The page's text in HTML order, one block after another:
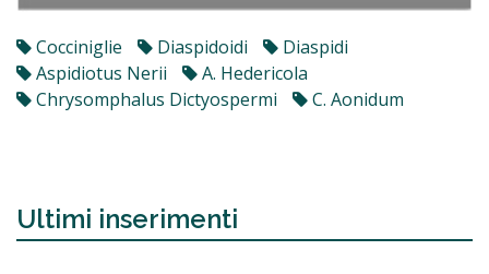
Cocciniglie Diaspidoidi
Diaspidi
Aspidiotus Nerii
A. Hedericola
Chrysomphalus Dictyospermi
C. Aonidum
Ultimi inserimenti